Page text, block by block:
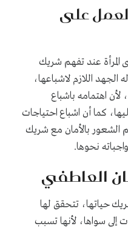
على
المرأة عند تفهم شريك
الجهد اللازم لاشباعها،
اهتمامه باشباع
كما أن اشباع احتياجات
الشعور بالأمان مع شريك
نحوها.
العاطفي
حياتها، تتحقق لها
إلى سواها، لأنها تسبب